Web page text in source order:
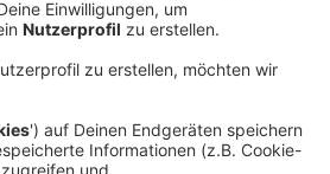
14.03.2025 05:53
soll umfassend saniert